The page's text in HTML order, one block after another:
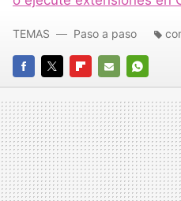
FACEBOOK
TWITTERFLIPBOARD
E-
MAIL
TEMAS Paso a paso